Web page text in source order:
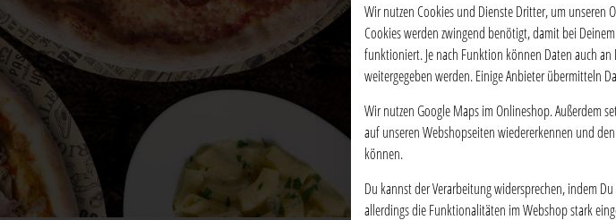
Wir nutzen Cookies und Dienste Dritter, um unseren
Cookies werden zwingend benötigt, damit bei
funktioniert. Je nach Funktion können Daten auch
weitergegeben werden. Einige Anbieter übermitteln
Wir nutzen Google Maps im Onlineshop. Außerdem
auf unseren Webshopseiten wiedererkennen und
können.
Du kannst der Verarbeitung widersprechen, indem
allerdings die Funktionalitäten im Webshop stark